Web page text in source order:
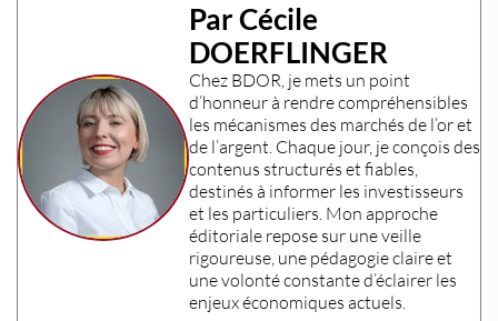
Par Cécile
DOERFLINGER
Chez BDOR , je mets un point
d’honneur à rendre compréhensibles
les mécanismes des marchés de l’or et
de l’argent . Chaque jour, je conçois des
contenus structurés et fiables,
destinés à informer les investisseurs
et les particuliers . Mon approche
éditoriale repose sur une veille
rigoureuse, une pédagogie claire et
une volonté constante d’éclairer les
enjeux économiques actuels